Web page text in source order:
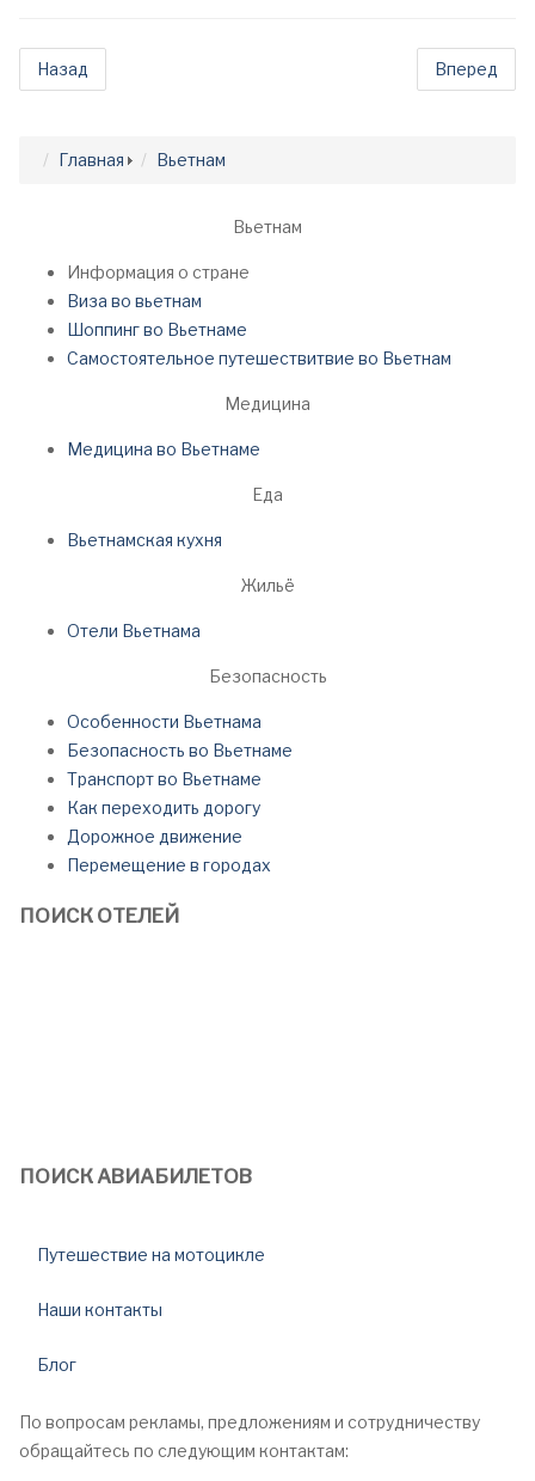
Назад Вперед
Главная Вьетнам
Вьетнам
Информация о стране
Виза во вьетнам
Шоппинг во Вьетнаме
Самостоятельное путешествитвие во Вьетнам
Медицина
Медицина во Вьетнаме
Еда
Вьетнамская кухня
Жильё
Отели Вьетнама
Безопасность
Особенности Вьетнама
Безопасность во Вьетнаме
Транспорт во Вьетнаме
Как переходить дорогу
Дорожное движение
Перемещение в городах
ПОИСК ОТЕЛЕЙ
ПОИСК АВИАБИЛЕТОВ
Путешествие на мотоцикле
Наши контакты
Блог
По вопросам рекламы, предложениям и сотрудничеству
обращайтесь по следующим контактам: